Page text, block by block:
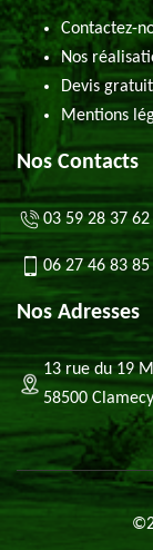
Contactez-
Nos
Devis gratuit
Mentions
Nos Contacts
03 59 28 37 62
06 27 46 83 85
Nos Adresses
13 rue du 19
58500 Clamecy